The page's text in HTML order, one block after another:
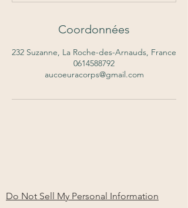
Coordonnées
232 Suzanne, La Roche-des-Arnauds, France
0614588792
aucoeuracorps@gmail.com
Do Not Sell My Personal Information